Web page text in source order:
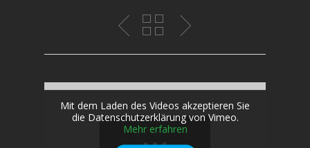
Mit dem Laden des Videos akzeptieren Sie
die Datenschutzerklärung von Vimeo.
Mehr erfahren